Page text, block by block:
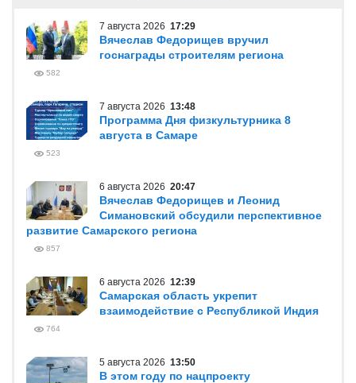
7 августа 2026 17:29
Вячеслав Федорищев вручил
госнаграды строителям региона
582
7 августа 2026 13:48
Программа Дня физкультурника 8
августа в Самаре
523
6 августа 2026 20:47
Вячеслав Федорищев и Леонид
Симановский обсудили перспективное
развитие Самарского региона
857
6 августа 2026 12:39
Самарская область укрепит
взаимодействие с Республикой Индия
764
5 августа 2026 13:50
В этом году по нацпроекту